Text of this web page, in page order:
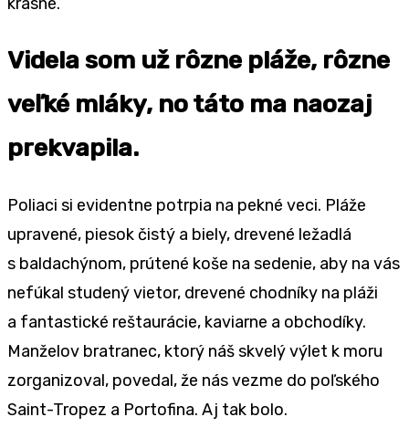
Videla som už rôzne pláže, rôzne
veľké mláky, no táto ma naozaj
prekvapila.
Poliaci si evidentne potrpia na pekné veci. Pláže
upravené, piesok čistý a biely, drevené ležadlá
s baldachýnom, prútené koše na sedenie, aby na vás
nefúkal studený vietor, drevené chodníky na pláži
a fantastické reštaurácie, kaviarne a obchodíky.
Manželov bratranec, ktorý náš skvelý výlet k moru
zorganizoval, povedal, že nás vezme do poľského
Saint-Tropez a Portofina. Aj tak bolo.